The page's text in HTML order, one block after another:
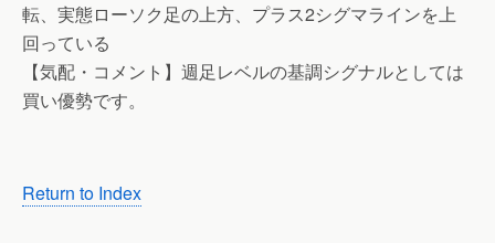
転、実態ローソク足の上方、プラス2シグマラインを上
回っている
【気配・コメント】週足レベルの基調シグナルとしては
買い優勢です。
Return to Index